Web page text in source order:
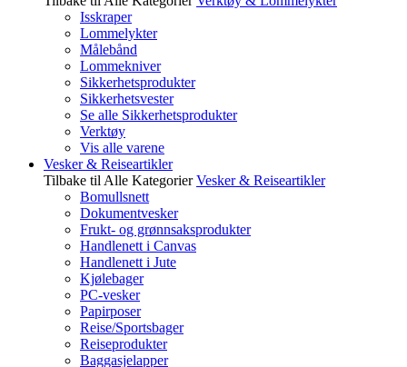
Isskraper
Lommelykter
Målebånd
Lommekniver
Sikkerhetsprodukter
Sikkerhetsvester
Se alle Sikkerhetsprodukter
Verktøy
Vis alle varene
Vesker & Reiseartikler
Tilbake til Alle Kategorier Vesker & Reiseartikler
Bomullsnett
Dokumentvesker
Frukt- og grønnsaksprodukter
Handlenett i Canvas
Handlenett i Jute
Kjølebager
PC-vesker
Papirposer
Reise/Sportsbager
Reiseprodukter
Baggasjelapper